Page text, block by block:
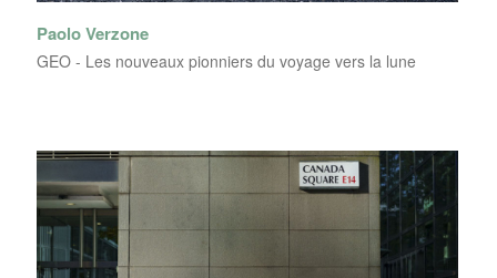
Paolo Verzone
GEO - Les nouveaux pionniers du voyage vers la lune